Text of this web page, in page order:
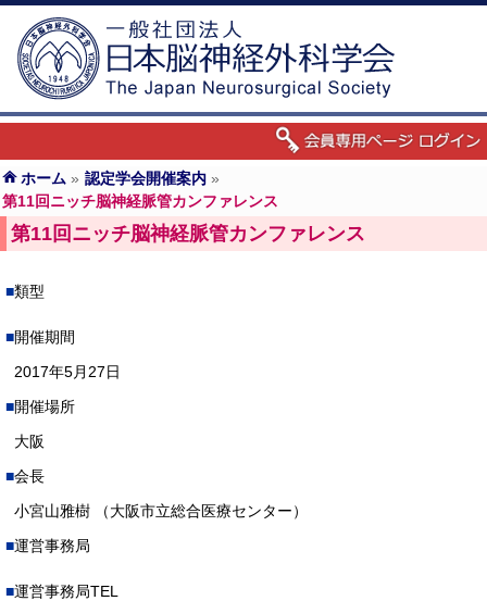
ホーム » 認定学会開催案内 »
第11回ニッチ脳神経脈管カンファレンス
第11回ニッチ脳神経脈管カンファレンス
類型
開催期間
2017年5月27日
開催場所
大阪
会長
小宮山雅樹 （大阪市立総合医療センター）
運営事務局
運営事務局TEL